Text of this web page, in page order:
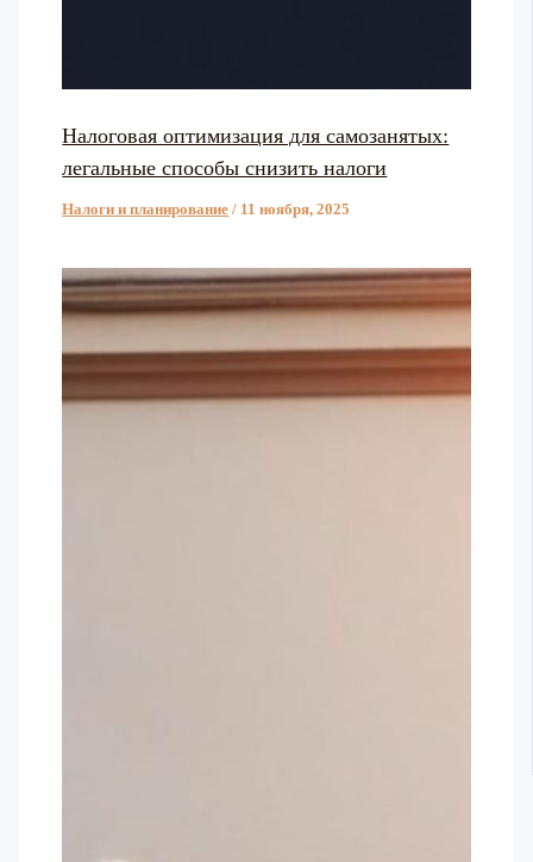
Налоговая оптимизация для самозанятых:
легальные способы снизить налоги
Налоги и планирование / 11 ноября, 2025